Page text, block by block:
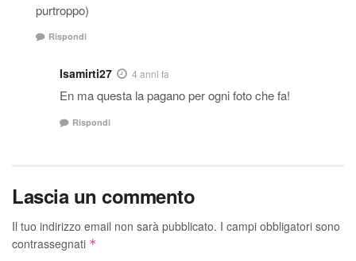
purtroppo)
Rispondi
Isamirti27 4 anni fa
En ma questa la pagano per ogni foto che fa!
Rispondi
Lascia un commento
Il tuo indirizzo email non sarà pubblicato. I campi obbligatori sono
contrassegnati *